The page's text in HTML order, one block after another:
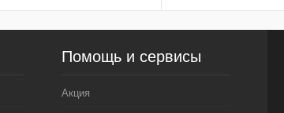
Помощь и сервисы
Акция